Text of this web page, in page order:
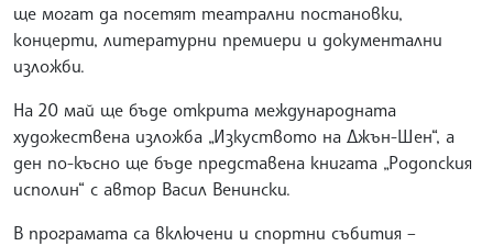
ще могат да посетят театрални постановки,
концерти, литературни премиери и документални
изложби.
На 20 май ще бъде открита международната
художествена изложба „Изкуството на Джън-Шен“, а
ден по-късно ще бъде представена книгата „Родопския
исполин“ с автор Васил Венински.
В програмата са включени и спортни събития –